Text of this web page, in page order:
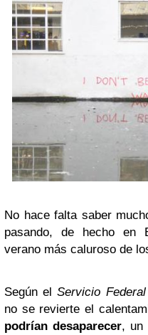
No hace falta saber
pasando, de hecho en
verano más caluroso de
Según elServicio
no se revierte el
podrían desaparecer, un